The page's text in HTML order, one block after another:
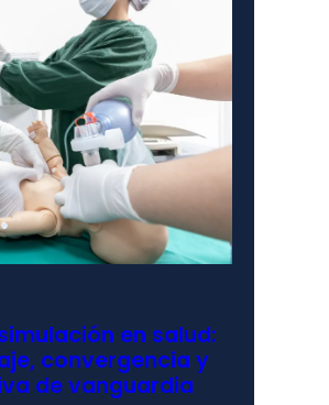
en salud:
convergencia y
de vanguardia